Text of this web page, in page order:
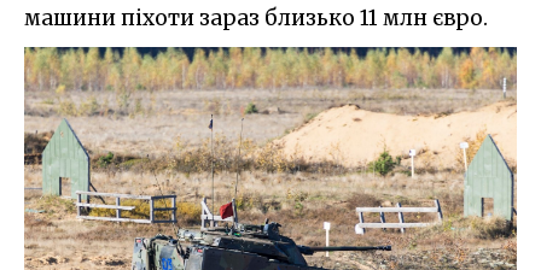
машини піхоти зараз близько 11 млн євро.